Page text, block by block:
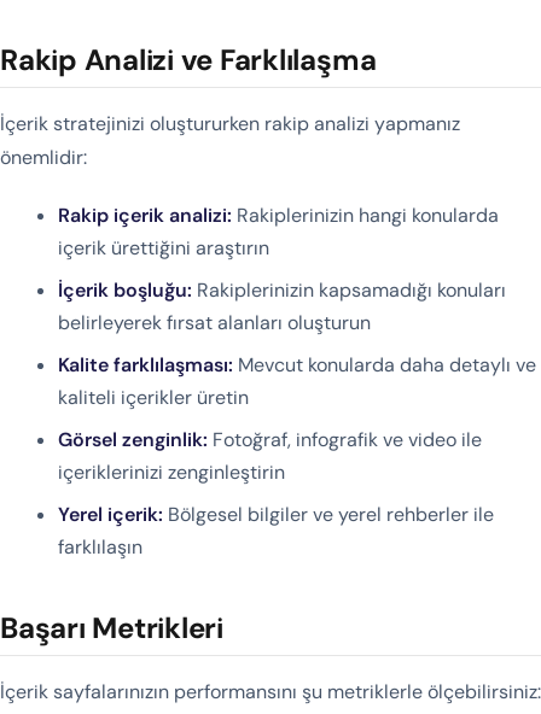
Rakip Analizi ve Farklılaşma
İçerik stratejinizi oluştururken rakip analizi yapmanız
önemlidir:
Rakip içerik analizi: Rakiplerinizin hangi konularda
içerik ürettiğini araştırın
İçerik boşluğu: Rakiplerinizin kapsamadığı konuları
belirleyerek fırsat alanları oluşturun
Kalite farklılaşması: Mevcut konularda daha detaylı ve
kaliteli içerikler üretin
Görsel zenginlik: Fotoğraf, infografik ve video ile
içeriklerinizi zenginleştirin
Yerel içerik: Bölgesel bilgiler ve yerel rehberler ile
farklılaşın
Başarı Metrikleri
İçerik sayfalarınızın performansını şu metriklerle ölçebilirsiniz: